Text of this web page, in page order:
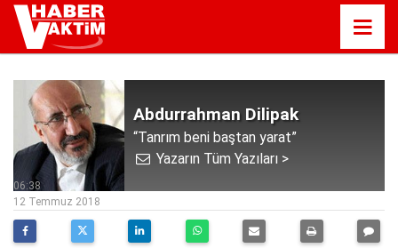
Abdurrahman Dilipak
“Tanrım beni baştan yarat”
Yazarın Tüm Yazıları >
06:38
12 Temmuz 2018